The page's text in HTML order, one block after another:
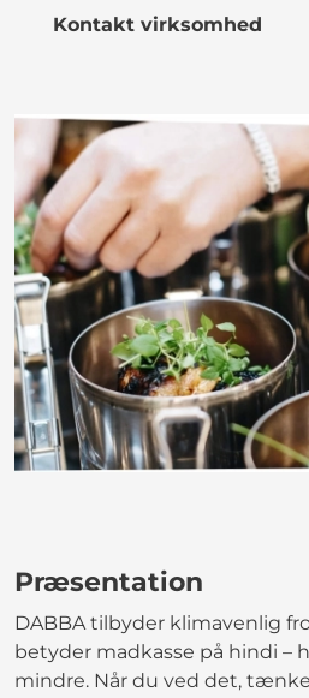
Kontakt virksomhed
Præsentation
DABBA tilbyder klimavenlig
betyder madkasse på hindi –
mindre. Når du ved det,